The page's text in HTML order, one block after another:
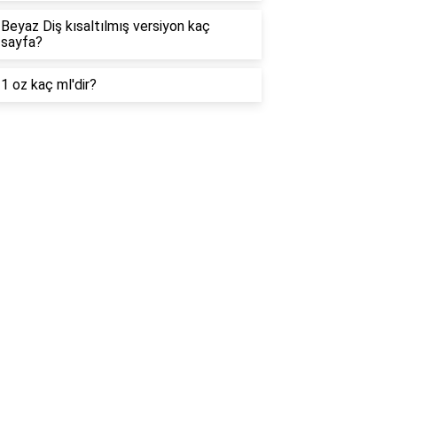
Beyaz Diş kısaltılmış versiyon kaç
sayfa?
1 oz kaç ml'dir?